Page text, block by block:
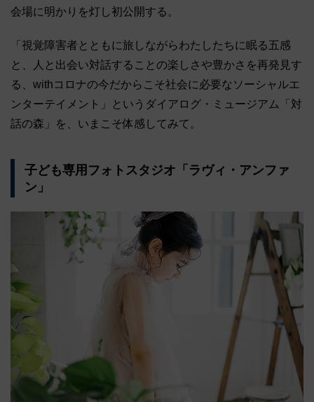
会場に明かりを灯し初公開する。
「視覚障害者とともに旅しながらわたしたちに眠る五感
と、人と出会い対話することの楽しさや豊かさを再発見す
る、withコロナの今だからこそ社会に必要なソーシャルエ
ンターテイメント」というダイアログ・ミュージアム「対
話の森」を、いまこそ体感してみて。
子ども専用フォトスタジオ「ラヴィ・アンファ
ン」